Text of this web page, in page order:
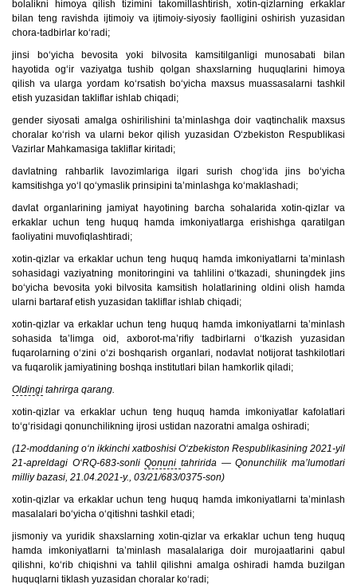
bolalikni himoya qilish tizimini takomillashtirish, xotin-qizlarning erkaklar
bilan teng ravishda ijtimoiy va ijtimoiy-siyosiy faolligini oshirish yuzasidan
chora-tadbirlar ko‘radi;
jinsi bo‘yicha bevosita yoki bilvosita kamsitilganligi munosabati bilan
hayotida og‘ir vaziyatga tushib qolgan shaxslarning huquqlarini himoya
qilish va ularga yordam ko‘rsatish bo‘yicha maxsus muassasalarni tashkil
etish yuzasidan takliflar ishlab chiqadi;
gender siyosati amalga oshirilishini ta’minlashga doir vaqtinchalik maxsus
choralar ko‘rish va ularni bekor qilish yuzasidan O‘zbekiston Respublikasi
Vazirlar Mahkamasiga takliflar kiritadi;
davlatning rahbarlik lavozimlariga ilgari surish chog‘ida jins bo‘yicha
kamsitishga yo‘l qo‘ymaslik prinsipini ta’minlashga ko‘maklashadi;
davlat organlarining jamiyat hayotining barcha sohalarida xotin-qizlar va
erkaklar uchun teng huquq hamda imkoniyatlarga erishishga qaratilgan
faoliyatini muvofiqlashtiradi;
xotin-qizlar va erkaklar uchun teng huquq hamda imkoniyatlarni ta’minlash
sohasidagi vaziyatning monitoringini va tahlilini o‘tkazadi, shuningdek jins
bo‘yicha bevosita yoki bilvosita kamsitish holatlarining oldini olish hamda
ularni bartaraf etish yuzasidan takliflar ishlab chiqadi;
xotin-qizlar va erkaklar uchun teng huquq hamda imkoniyatlarni ta’minlash
sohasida ta’limga oid, axborot-ma’rifiy tadbirlarni o‘tkazish yuzasidan
fuqarolarning o‘zini o‘zi boshqarish organlari, nodavlat notijorat tashkilotlari
va fuqarolik jamiyatining boshqa institutlari bilan hamkorlik qiladi;
Oldingi tahrirga qarang.
xotin-qizlar va erkaklar uchun teng huquq hamda imkoniyatlar kafolatlari
to‘g‘risidagi qonunchilikning ijrosi ustidan nazoratni amalga oshiradi;
(12-moddaning o‘n ikkinchi xatboshisi O‘zbekiston Respublikasining 2021-yil
21-apreldagi O‘RQ-683-sonliQonunitahririda — Qonunchilik ma’lumotlari
milliy bazasi, 21.04.2021-y., 03/21/683/0375-son)
xotin-qizlar va erkaklar uchun teng huquq hamda imkoniyatlarni ta’minlash
masalalari bo‘yicha o‘qitishni tashkil etadi;
jismoniy va yuridik shaxslarning xotin-qizlar va erkaklar uchun teng huquq
hamda imkoniyatlarni ta’minlash masalalariga doir murojaatlarini qabul
qilishni, ko‘rib chiqishni va tahlil qilishni amalga oshiradi hamda buzilgan
huquqlarni tiklash yuzasidan choralar ko‘radi;